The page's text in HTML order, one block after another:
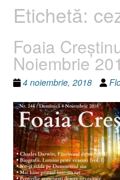
Etichetă:
Foaia
Noiembrie
4 noiembrie, 2018